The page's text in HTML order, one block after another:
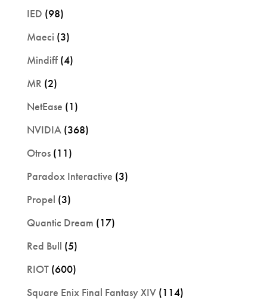
IED (98)
Maeci (3)
Mindiff(4)
MR (2)
NetEase (1)
NVIDIA(368)
Otros(11)
Paradox Interactive (3)
Propel (3)
Quantic Dream (17)
Red Bull (5)
RIOT(600)
Square Enix Final Fantasy XIV(114)